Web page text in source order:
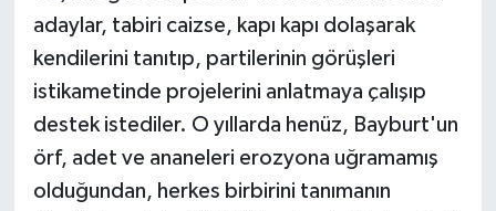
adaylar, tabiri caizse, kapı kapı dolaşarak
kendilerini tanıtıp, partilerinin görüşleri
istikametinde projelerini anlatmaya çalışıp
destek istediler. O yıllarda henüz, Bayburt'un
örf, adet ve ananeleri erozyona uğramamış
olduğundan, herkes birbirini tanımanın